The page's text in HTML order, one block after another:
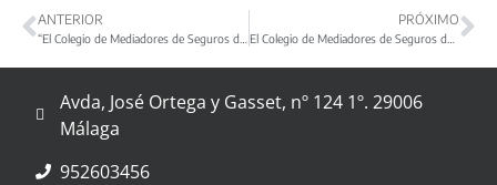
ANTERIOR
“El Colegio de Mediadores de Seguros de Málaga firma un nuevo convenio de colaboración con Nueva Mutua Sanitaria”
PRÓXIMO
El Colegio de Mediadores de Seguros de Málaga participa en la jornada sobre el futuro del sector asegurador en Granada
Avda, José Ortega y Gasset, nº 124 1º. 29006
Málaga
952603456